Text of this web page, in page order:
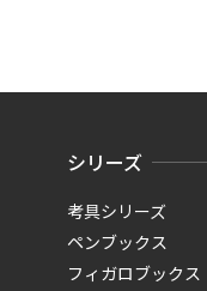
シリーズ
考具シリーズ
ペンブックス
フィガロブックス